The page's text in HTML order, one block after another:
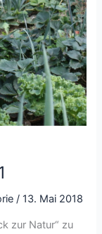
/13. Mai 2018
zur Natur“ zu